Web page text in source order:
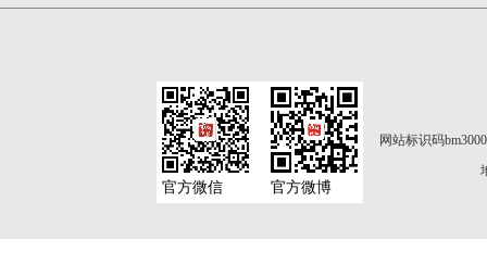
网站标识码
官方微信 官方微博